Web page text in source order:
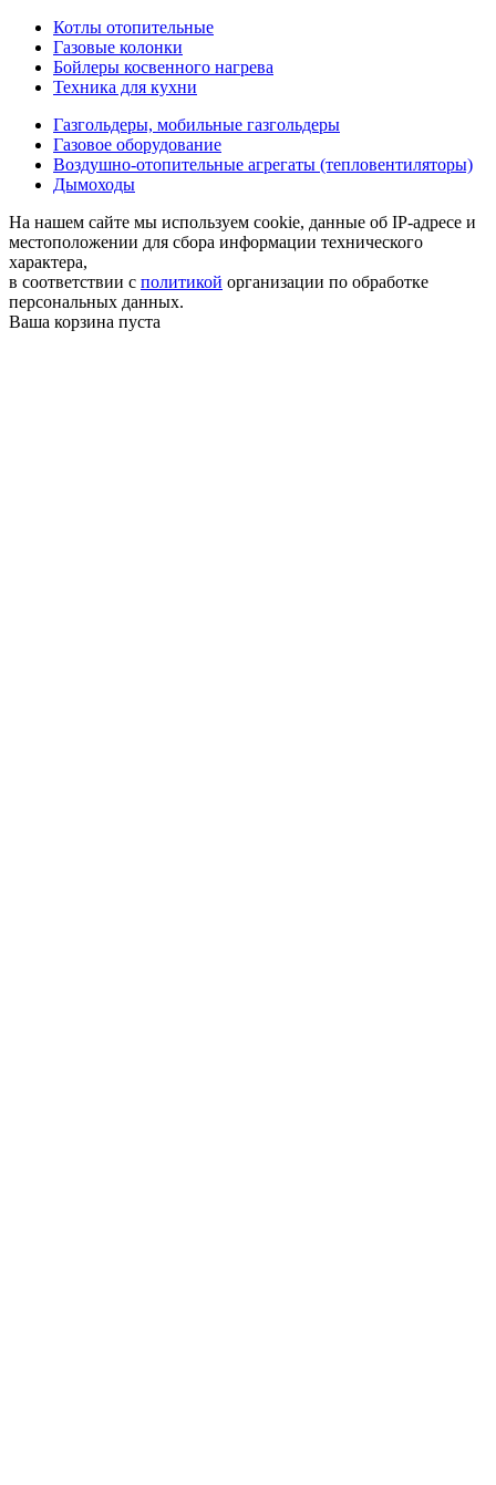
Котлы отопительные
Газовые колонки
Бойлеры косвенного нагрева
Техника для кухни
Газгольдеры, мобильные газгольдеры
Газовое оборудование
Воздушно-отопительные агрегаты (тепловентиляторы)
Дымоходы
На нашем сайте мы используем cookie, данные об IP-адресе и
местоположении для сбора информации технического
характера,
в соответствии с политикой организации по обработке
персональных данных.
Ваша корзина пуста